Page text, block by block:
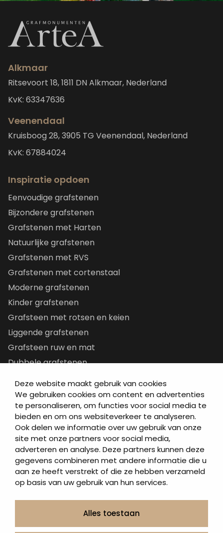
Deze website maakt gebruik van cookies
We gebruiken cookies om content en advertenties
te personaliseren, om functies voor social media te
bieden en om ons websiteverkeer te analyseren.
Ook delen we informatie over uw gebruik van onze
site met onze partners voor social media,
adverteren en analyse. Deze partners kunnen deze
gegevens combineren met andere informatie die u
aan ze heeft verstrekt of die ze hebben verzameld
op basis van uw gebruik van hun services.
Alles toestaan
Alkmaar
Ritsevoort 18, 1811 DN Alkmaar, Nederland
KvK: 63347636
Veenendaal
Kruisboog 28, 3905 TG Veenendaal, Nederland
KvK: 67884024
Inspiratie opdoen
Eenvoudige grafstenen
Bijzondere grafstenen
Grafstenen met Harten
Natuurlijke grafstenen
Grafstenen met RVS
Grafstenen met cortenstaal
Moderne grafstenen
Kinder grafstenen
Grafsteen met rotsen en keien
Liggende grafstenen
Grafsteen ruw en mat
Dubbele grafstenen
Letterplaten
Grafzerken kopen
Direct naar
Grafstenen
As artikelen
Urngrafmonumenten
Informatie
Contact